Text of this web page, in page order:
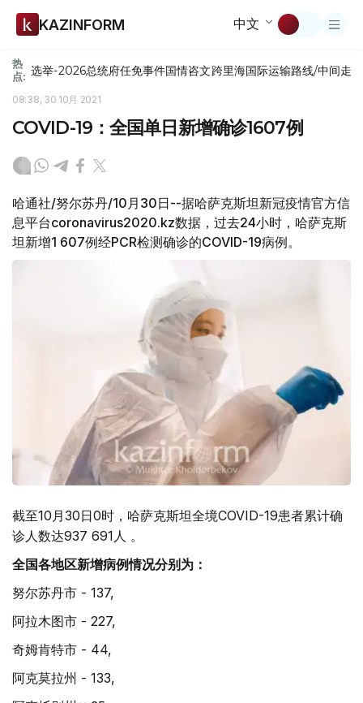
KAZINFORM 中文
热
点: 选举-2026总统府任免事件国情咨文跨里海国际运输路线/中间走廊
08:38, 30 10月 2021
COVID-19：全国单日新增确诊1607例
哈通社/努尔苏丹/10月30日--据哈萨克斯坦新冠疫情官方信
息平台coronavirus2020.kz数据，过去24小时，哈萨克斯
坦新增1 607例经PCR检测确诊的COVID-19病例。
截至10月30日0时，哈萨克斯坦全境COVID-19患者累计确
诊人数达937 691人 。
全国各地区新增病例情况分别为：
努尔苏丹市 - 137,
阿拉木图市 - 227,
奇姆肯特市 - 44,
阿克莫拉州 - 133,